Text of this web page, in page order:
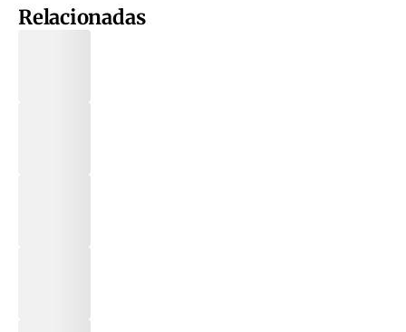
Relacionadas